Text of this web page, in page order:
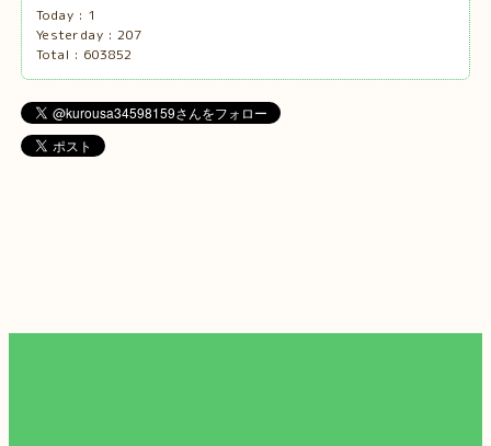
Today : 1
Yesterday : 207
Total : 603852